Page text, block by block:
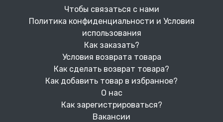
Чтобы связаться с нами
Политика конфиденциальности и Условия
использования
Как заказать?
Условия возврата товара
Как сделать возврат товара?
Как добавить товар в избранное?
О нас
Как зарегистрироваться?
Вакансии